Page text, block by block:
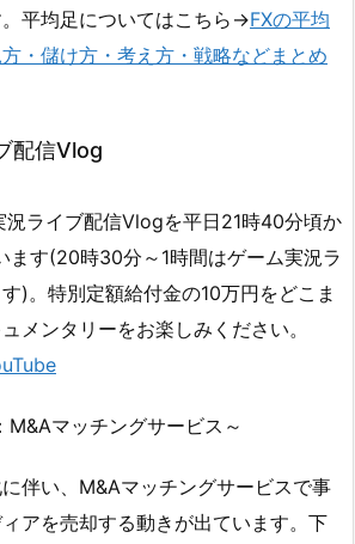
。平均足についてはこちら→FXの平均
・儲け方・考え方・戦略などまとめ
配信Vlog
況ライブ配信Vlogを平日21時40分頃か
ます(20時30分～1時間はゲーム実況ラ
)。特別定額給付金の10万円をどこま
メンタリーをお楽しみください。
M&Aマッチングサービス～
伴い、M&Aマッチングサービスで事
アを売却する動きが出ています。下